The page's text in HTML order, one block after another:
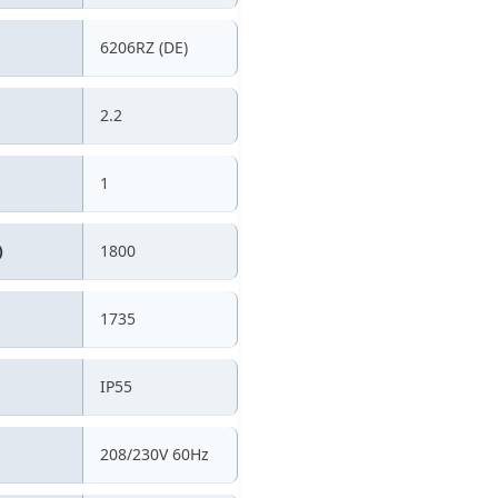
6206RZ (DE)
2.2
1
1800
1735
IP55
208/230V 60Hz